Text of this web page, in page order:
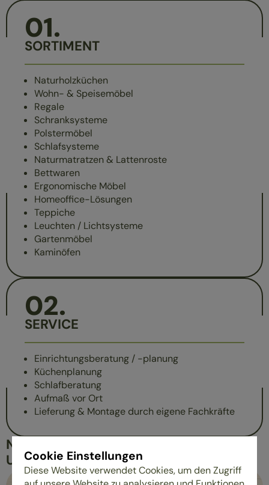
01.
SORTIMENT
Naturholzküchen
Wohn- & Speisemöbel
Regale
Schranksysteme
Polstermöbel
Schlafsysteme
Naturmatratzen & Lattenroste
Bettwaren
Ergonomische Möbel
Homeoffice-Lösungen
Teppiche
Leuchten / Lichtsysteme
Gartenmöbel
Kaminöfen
02.
SERVICE
Einrichtungsberatung / -planung
Küchenplanung
Schlafberatung
Aufmaß vor Ort
Lieferung & Montage durch eigene Fachkräfte
NACHHALTIGKEIT IN UNSEREM
UNTERNEHMEN
Cookie Einstellungen
Diese Website verwendet Cookies, um den Zugriff